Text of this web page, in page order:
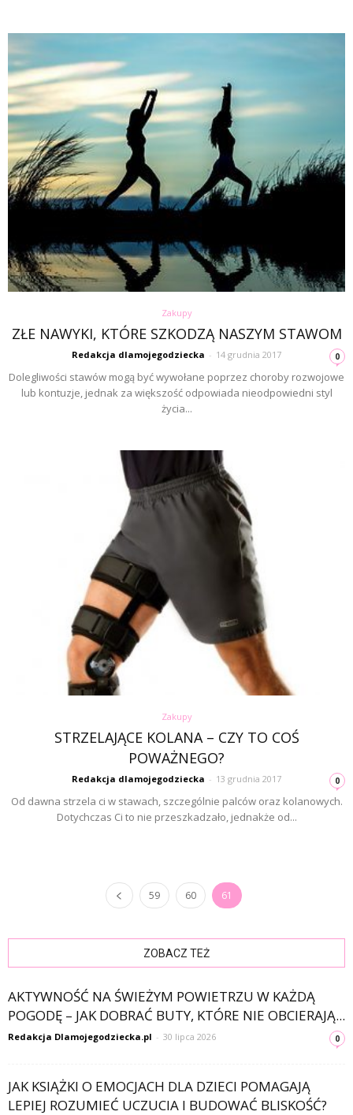
Zakupy
ZŁE NAWYKI, KTÓRE SZKODZĄ NASZYM STAWOM
Redakcja dlamojegodziecka - 14 grudnia 2017 0
Dolegliwości stawów mogą być wywołane poprzez choroby rozwojowe
lub kontuzje, jednak za większość odpowiada nieodpowiedni styl
życia...
Zakupy
STRZELAJĄCE KOLANA – CZY TO COŚ
POWAŻNEGO?
Redakcja dlamojegodziecka - 13 grudnia 2017 0
Od dawna strzela ci w stawach, szczególnie palców oraz kolanowych.
Dotychczas Ci to nie przeszkadzało, jednakże od...
59 60 61
ZOBACZ TEŻ
AKTYWNOŚĆ NA ŚWIEŻYM POWIETRZU W KAŻDĄ
POGODĘ – JAK DOBRAĆ BUTY, KTÓRE NIE OBCIERAJĄ...
Redakcja Dlamojegodziecka.pl - 30 lipca 2026 0
JAK KSIĄŻKI O EMOCJACH DLA DZIECI POMAGAJĄ
LEPIEJ ROZUMIEĆ UCZUCIA I BUDOWAĆ BLISKOŚĆ?